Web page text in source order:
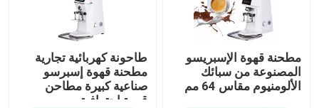
مطحنة قهوة الإسبريسو
المصنوعة من سبائك
الألومنيوم مقاس 64 مم
طاحونة كهربائية تجارية
مطحنة قهوة إسبرسو
صناعية كبيرة مطاحن
قهوة احترافية